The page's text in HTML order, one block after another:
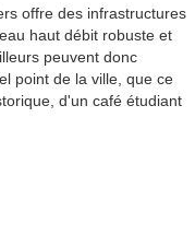
offre des infrastructures
haut débit robuste et
peuvent donc
point de la ville, que ce
d'un café étudiant